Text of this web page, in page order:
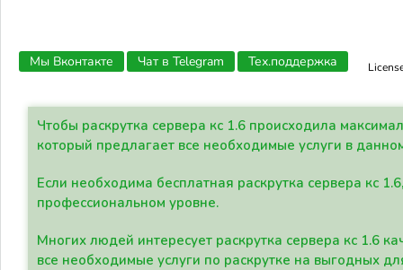
Мы Вконтакте Чат в Telegram Тех.поддержка
Чтобы раскрутка сервера кс 1.6 происходила
который предлагает все необходимые услуги в
Если необходима бесплатная раскрутка сервера кс
профессиональном уровне.
Многих людей интересует раскрутка сервера кс 1.6
все необходимые услуги по раскрутке на выгодных